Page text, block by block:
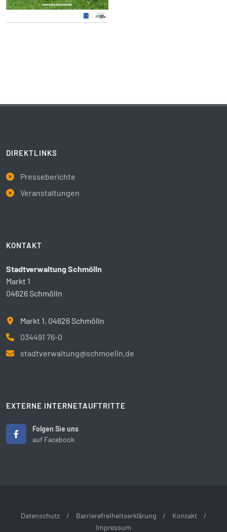
DIREKTLINKS
Presseberichte
Veranstaltungen
KONTAKT
Stadtverwaltung Schmölln
Markt 1
04626 Schmölln
Markt 1, 04626 Schmölln
034491 76-0
stadtverwaltung@schmoelln.de
EXTERNE INTERNETAUFTRITTE
Folgen Sie uns
auf Facebook
Datenschutz / Barrierefreiheitserklärung / Kontakt
/
Impressum